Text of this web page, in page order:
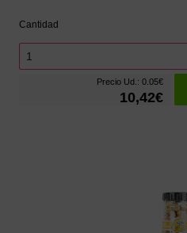
Cantidad
Precio Ud.: 0.05€
10,42€